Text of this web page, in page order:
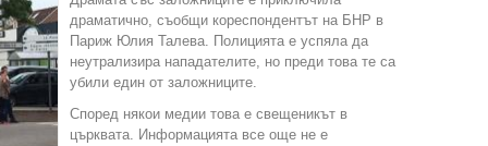
драматично, съобщи кореспондентът на БНР в
Париж Юлия Талева. Полицията е успяла да
неутрализира нападателите, но преди това те са
убили един от заложниците.
Според някои медии това е свещеникът в
църквата. Информацията все още не е